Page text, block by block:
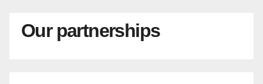
Our partnerships